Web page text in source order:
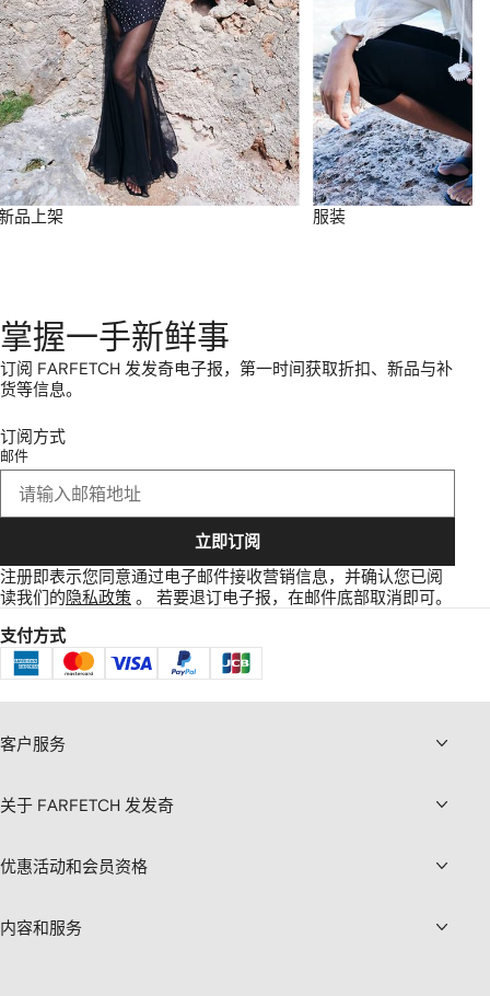
品上架 服装
掌握一手新鲜事
订阅 FARFETCH 发发奇电子报，第一时间获取折扣、新品与补
货等信息。
订阅方式
邮件
立即订阅
注册即表示您同意通过电子邮件接收营销信息，并确认您已阅
读我们的 隐私政策 。 若要退订电子报，在邮件底部取消即可。
支付方式
客户服务
关于 FARFETCH 发发奇
优惠活动和会员资格
内容和服务